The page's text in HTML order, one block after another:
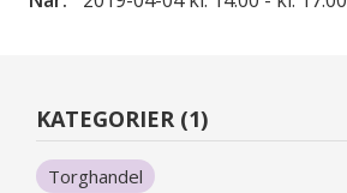
KATEGORIER (1)
Torghandel